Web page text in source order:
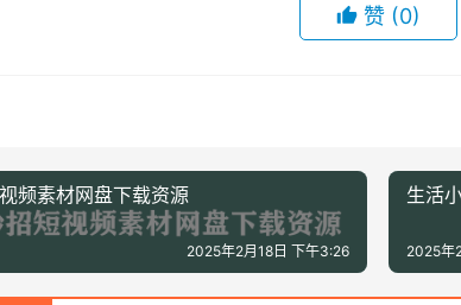
赞 (0)
频素材网盘下载资源
2025年2月18日 下午3:26
生活
2025年